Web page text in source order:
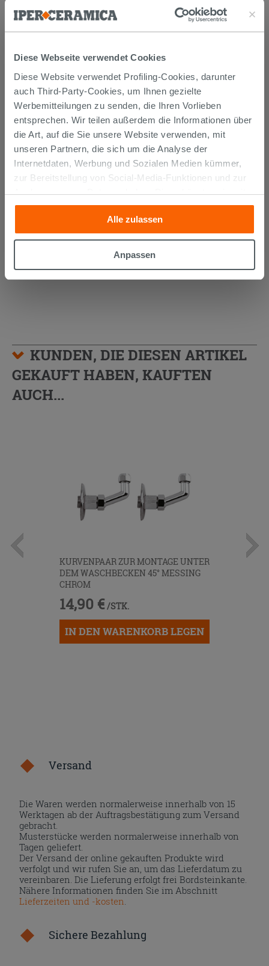
Diese Webseite verwendet Cookies
Diese Website verwendet Profiling-Cookies, darunter
auch Third-Party-Cookies, um Ihnen gezielte
Werbemitteilungen zu senden, die Ihren Vorlieben
entsprechen. Wir teilen außerdem die Informationen über
die Art, auf die Sie unsere Website verwenden, mit
unseren Partnern, die sich um die Analyse der
Internetdaten, Werbung und Sozialen Medien kümmer,
zur Bereitstellung von Social-Media-Funktionen und zur
Analyse unseres Datenverkehrs. Diese könnten sie mit
anderen Informationen, die Sie ihnen geliefert haben oder
die sie aufgrund Ihrer Verwendung ihrer Dienste
gesammelt haben, kombinieren. Falls Sie mehr wissen
möchten oder Ihre Zustimmung zu allen oder einigen
Zustimmung kann durch Klicken auf die Schaltfläche
Alle zulassen
Anpassen
Kerakoll Fugabella Color KK 158 3Kg
Fugenmörtel auf Zementbasis
15,99 € /STK.
IN DEN WARENKORB LEGEN
KUNDEN, DIE DIESEN ARTIKEL
GEKAUFT HABEN, KAUFTEN
AUCH...
KURVENPAAR ZUR MONTAGE UNTER
DEM WASCHBECKEN 45° MESSING
CHROM
14,90 € /STK.
IN DEN WARENKORB LEGEN
Versand
Die Waren werden normalerweise innerhalb von 15
Werktagen ab der Auftragsbestätigung zum Versand
gebracht.
Musterstücke werden normalerweise innerhalb von
Tagen geliefert.
Der Versand der online gekauften Produkte wird
verfolgt und wir rufen Sie an, um das Lieferdatum zu
vereinbaren. Die Lieferung erfolgt frei Bordsteinkante.
Nähere Informationen finden Sie im Abschnitt
Lieferzeiten und -kosten
Sichere Bezahlung